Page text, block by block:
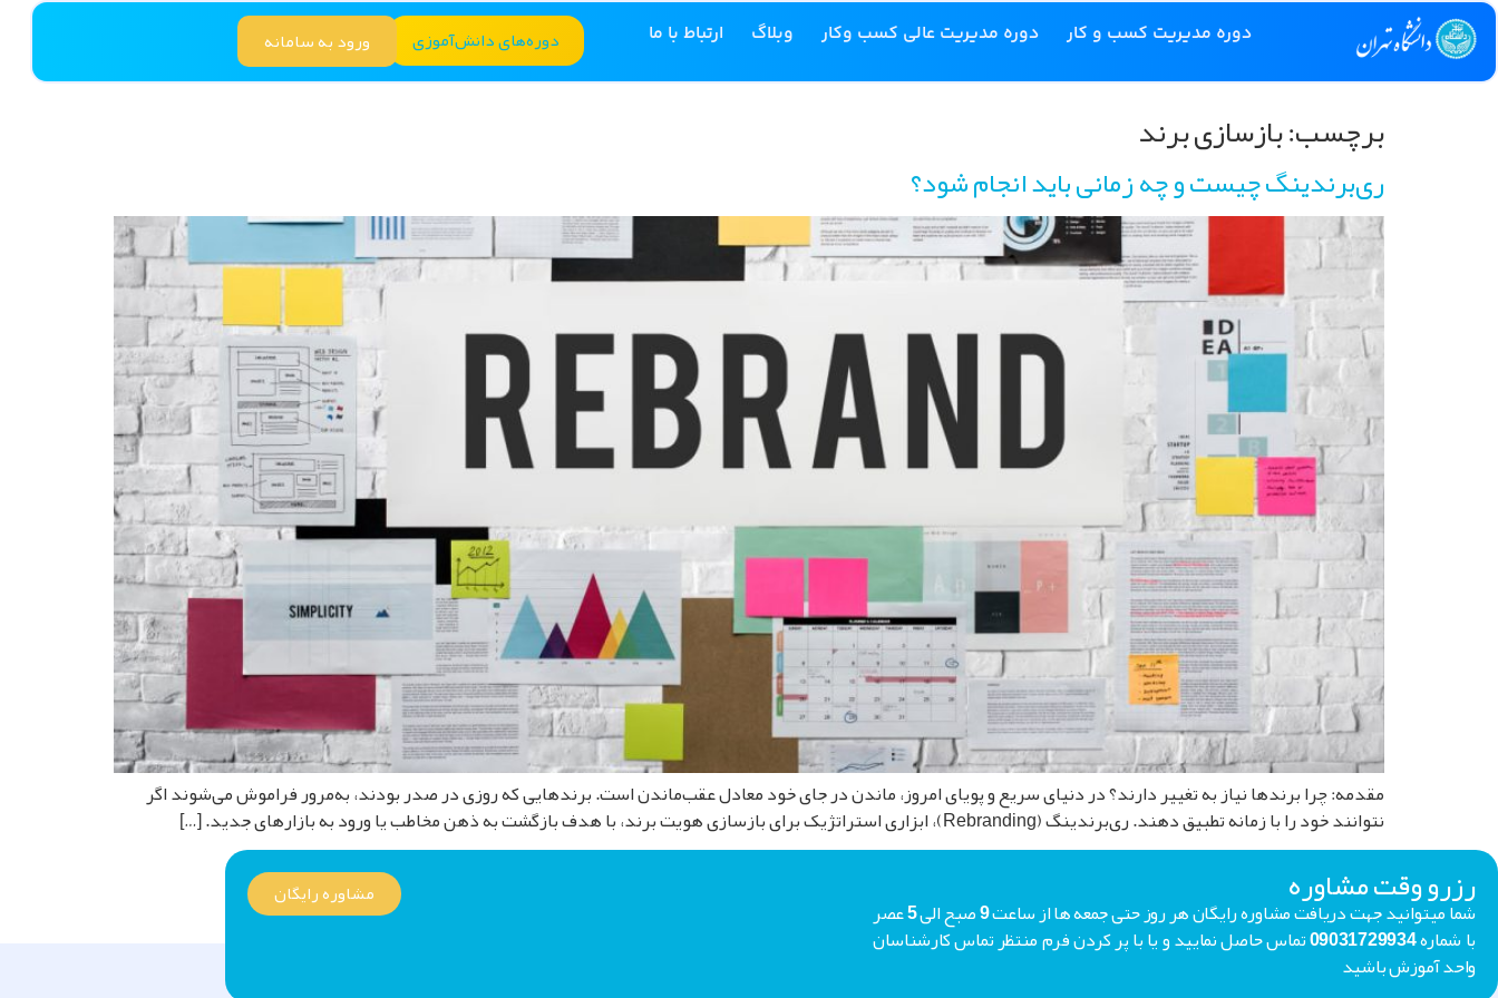
دوره مدیریت کسب و کار دوره مدیریت عالی کسب وکار وبلاگ ارتباط با ما دوره‌های دانش‌آموزی ورود به سامانه
برچسب:بازسازی برند
ری‌برندینگ چیست و چه زمانی باید انجام شود؟
مقدمه: چرا برندها نیاز به تغییر دارند؟ در دنیای سریع و پویا‌ی امروز، ماندن در جای خود معادل عقب‌ماندن است. برندهایی که روزی در صدر بودند، به‌مرور فراموش می‌شوند اگر
نتوانند خود را با زمانه تطبیق دهند. ری‌برندینگ (Rebranding)، ابزاری استراتژیک برای بازسازی هویت برند، با هدف بازگشت به ذهن مخاطب یا ورود به بازارهای جدید. […]
رزرو وقت مشاوره شما میتوانید جهت دریافت مشاوره رایگان هر روز حتی جمعه ها از ساعت 9 صبح الی 5 عصر
با شماره 09031729934 تماس حاصل نمایید و یا با پر کردن فرم منتظر تماس کارشناسان
واحد آموزش باشید
مشاوره رایگان